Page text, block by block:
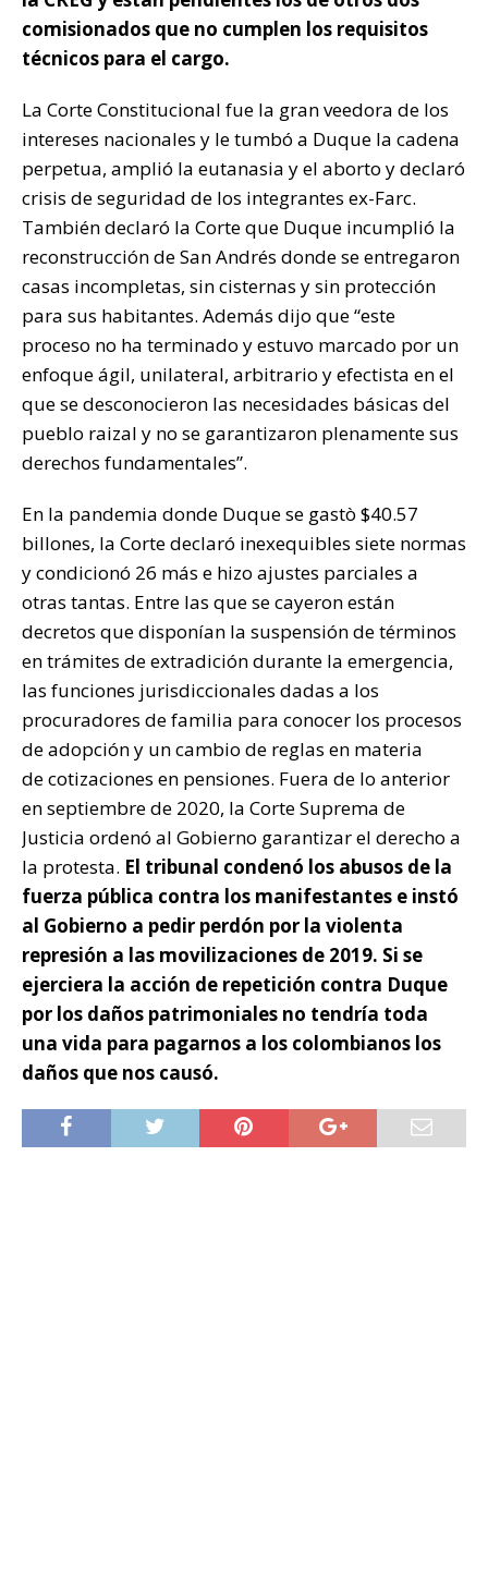
comisionados que no cumplen los requisitos
técnicos para el cargo.
La Corte Constitucional fue la gran veedora de los
intereses nacionales y le tumbó a Duque la cadena
perpetua, amplió la eutanasia y el aborto y declaró
crisis de seguridad de los integrantes ex-Farc.
También declaró la Corte que Duque incumplió la
reconstrucción de San Andrés donde se entregaron
casas incompletas, sin cisternas y sin protección
para sus habitantes. Además dijo que “este
proceso no ha terminado y estuvo marcado por un
enfoque ágil, unilateral, arbitrario y efectista en el
que se desconocieron las necesidades básicas del
pueblo raizal y no se garantizaron plenamente sus
derechos fundamentales”.
En la pandemia donde Duque se gastò $40.57
billones, la Corte declaró inexequibles siete normas
y condicionó 26 más e hizo ajustes parciales a
otras tantas. Entre las que se cayeron están
decretos que disponían la suspensión de términos
en trámites de extradición durante la emergencia,
las funciones jurisdiccionales dadas a los
procuradores de familia para conocer los procesos
de adopción y un cambio de reglas en materia
decotizaciones en pensiones. Fuera de lo anterior
en septiembre de 2020, la Corte Suprema de
Justicia ordenó al Gobierno garantizar el derecho a
la protesta. El tribunal condenó los abusos de la
fuerza pública contra los manifestantes e instó
al Gobierno a pedir perdón por la violenta
represión a las movilizaciones de 2019. Si se
ejerciera la acción de repetición contra Duque
por los daños patrimoniales no tendría toda
una vida para pagarnos a los colombianos los
daños que nos causó.